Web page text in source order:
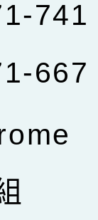
741
667